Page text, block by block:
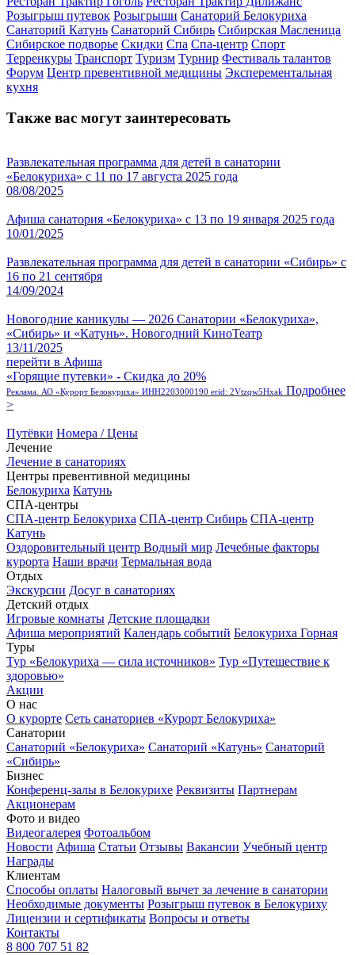
Розыгрыш путевок Розыгрыши Санаторий Белокуриха
Санаторий Катунь Санаторий Сибирь Сибирская Масленица
Сибирское подворье Скидки Спа Спа-центр Спорт
Терренкуры Транспорт Туризм Турнир Фестиваль талантов
Форум Центр превентивной медицины Эксперементальная
кухня
Также вас могут заинтересовать
Развлекательная программа для детей в санатории
«Белокуриха» с 11 по 17 августа 2025 года
08/08/2025
Афиша санатория «Белокуриха» с 13 по 19 января 2025 года
10/01/2025
Развлекательная программа для детей в санатории «Сибирь» с
16 по 21 сентября
14/09/2024
Новогодние каникулы — 2026 Санатории «Белокуриха»,
«Сибирь» и «Катунь». Новогодний КиноТеатр
13/11/2025
перейти в Афиша
«Горящие путевки» - Скидка до 20%
Реклама. АО «Курорт Белокуриха» ИНН2203000190 erid: 2Vtzqw5Hxak Подробнее
>
Путёвки Номера / Цены
Лечение
Лечение в санаториях
Центры превентивной медицины
Белокуриха Катунь
СПА-центры
СПА-центр Белокуриха СПА-центр Сибирь СПА-центр
Катунь
Оздоровительный центр Водный мир Лечебные факторы
курорта Наши врачи Термальная вода
Отдых
Экскурсии Досуг в санаториях
Детский отдых
Игровые комнаты Детские площадки
Афиша мероприятий Календарь событий Белокуриха Горная
Туры
Тур «Белокуриха — сила источников» Тур «Путешествие к
здоровью»
Акции
О нас
О курорте Сеть санаториев «Курорт Белокуриха»
Санатории
Санаторий «Белокуриха» Санаторий «Катунь» Санаторий
«Сибирь»
Бизнес
Конференц-залы в Белокурихе Реквизиты Партнерам
Акционерам
Фото и видео
Видеогалерея Фотоальбом
Новости Афиша Статьи Отзывы Вакансии Учебный центр
Награды
Клиентам
Способы оплаты Налоговый вычет за лечение в санатории
Необходимые документы Розыгрыш путевок в Белокуриху
Лицензии и сертификаты Вопросы и ответы
Контакты
8 800 707 51 82